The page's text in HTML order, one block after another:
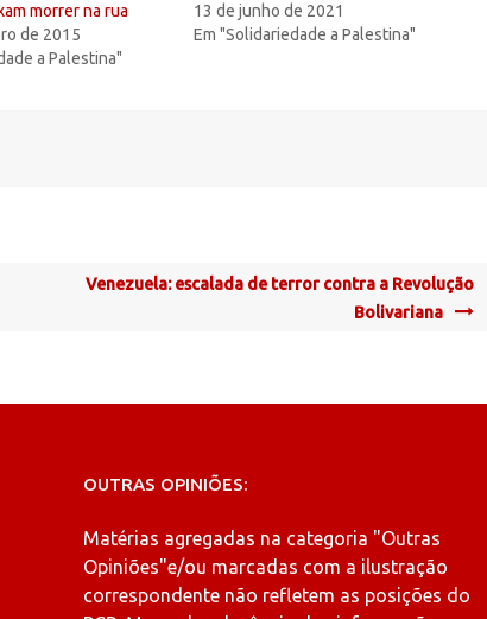
morrer na rua
de 2015
a Palestina"
13 de junho de 2021
Em "Solidariedade a Palestina"
Venezuela: escalada de terror contra a Revolução
Bolivariana
OUTRAS OPINIÕES:
Matérias agregadas na categoria "Outras
Opiniões"e/ou marcadas com a ilustração
correspondente não refletem as posições do